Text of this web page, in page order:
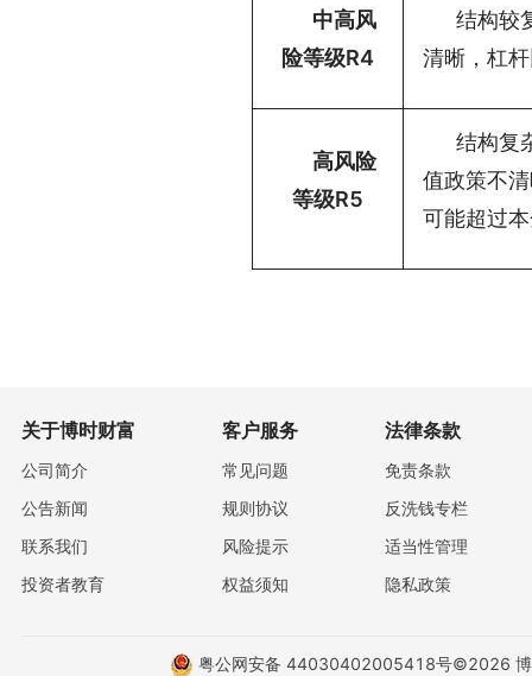
中高风
险等级R4
结构较
清晰，杠
高风险
等级R5
结构复
值政策不
可能超过
关于博时财富
公司简介
公告新闻
联系我们
投资者教育
客户服务
常见问题
规则协议
风险提示
权益须知
法律条款
免责条款
反洗钱专栏
适当性管理
隐私政策
粤公网安备 44030402005418号©2026 博